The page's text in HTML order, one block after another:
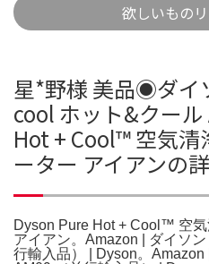
欲しいもの
星*野様 美品◉ダ
cool ホット&クール
Hot + Cool™ 空気清
ーター アイアンの
Dyson Pure Hot + Cool™ 空
アイアン。Amazon | ダイソ
行輸入品） | Dyson。